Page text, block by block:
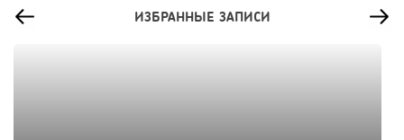
ИЗБРАННЫЕ ЗАПИСИ